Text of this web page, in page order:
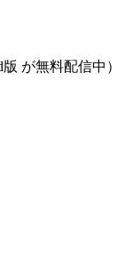
が無料配信中）